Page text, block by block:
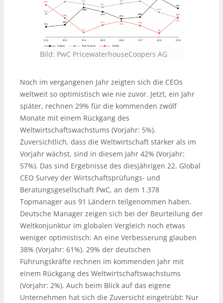
Bild: PwC PricewaterhouseCoopers AG
Noch im vergangenen Jahr zeigten sich die CEOs
weltweit so optimistisch wie nie zuvor. Jetzt, ein Jahr
später, rechnen 29% für die kommenden zwölf
Monate mit einem Rückgang des
Weltwirtschaftswachstums (Vorjahr: 5%).
Zuversichtlich, dass die Weltwirtschaft stärker als im
Vorjahr wächst, sind in diesem Jahr 42% (Vorjahr:
57%). Das sind Ergebnisse des diesjährigen 22. Global
CEO Survey der Wirtschaftsprüfungs- und
Beratungsgesellschaft PwC, an dem 1.378
Topmanager aus 91 Ländern teilgenommen haben.
Deutsche Manager zeigen sich bei der Beurteilung der
Weltkonjunktur im globalen Vergleich noch etwas
weniger optimistisch: An eine Verbesserung glauben
38% (Vorjahr: 61%). 29% der deutschen
Führungskräfte rechnen im kommenden Jahr mit
einem Rückgang des Weltwirtschaftswachstums
(Vorjahr: 2%). Auch beim Blick auf das eigene
Unternehmen hat sich die Zuversicht eingetrübt: Nur